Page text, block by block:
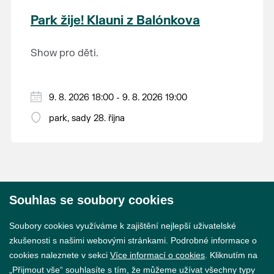
krajina na světě, která je zapsána na Seznam
světového přírodního a kulturního dědictví
Park žije! Klauni z Balónkova
Show pro děti.
9. 8. 2026 18:00 - 9. 8. 2026 19:00
park, sady 28. října
Souhlas se soubory cookies
Soubory cookies využíváme k zajištění nejlepší uživatelské
zkušenosti s našimi webovými stránkami. Podrobné informace o
cookies naleznete v sekci Více informací o cookies . Kliknutím na
„Přijmout vše“ souhlasíte s tím, že můžeme užívat všechny typy